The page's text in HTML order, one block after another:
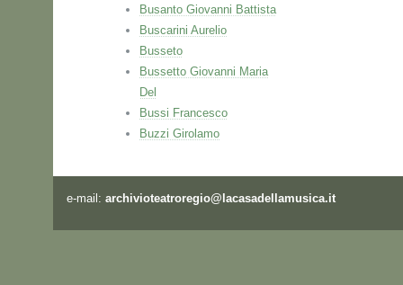
Busanto Giovanni Battista
Buscarini Aurelio
Busseto
Bussetto Giovanni Maria
Del
Bussi Francesco
Buzzi Girolamo
e-mail: archivioteatroregio@lacasadellamusica.it